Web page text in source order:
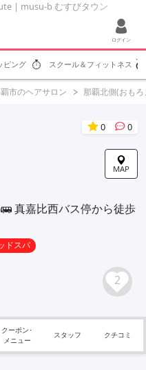
| musu-b むすびタウン
ログイン
ピング スクール＆フィットネス
市のヘアサロン 那覇北側(おも
0 0
MAP
真嘉比西バス停から徒歩
ドスパ
2
クーポン･
メニュー
スタッフ クチコミ